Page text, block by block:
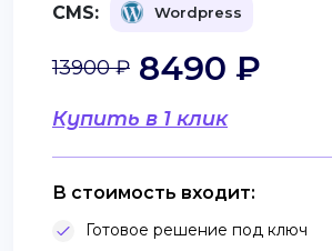
CMS: Wordpress
Купить в 1 клик
13900 ₽ 8490 ₽
В стоимость входит:
Готовое решение под ключ